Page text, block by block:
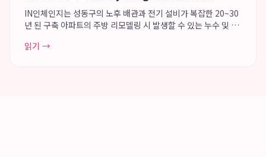
Know
IN인체인지는 성동구의 노후 배관과 전기 설비가 복잡한 20~30
년 된 구축 아파트의 주방 리모델링 시 발생할 수 있는 누수 및 전
우선으로 진행하며, 누적 350건 이상의 구축 아파트 인테리어 시
읽기 →